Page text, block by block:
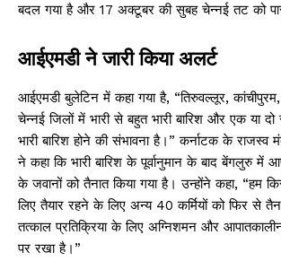
बदल गया है और 17 अक्टूबर की सुबह चेन्नई तट को
आईएमडी ने जारी किया अलर्ट
आईएमडी बुलेटिन में कहा गया है, “तिरुवल्लूर,
चेन्नई जिलों में भारी से बहुत भारी बारिश और एक या
भारी बारिश होने की संभावना है।” कर्नाटक के राजस्व
ने कहा कि भारी बारिश के पूर्वानुमान के बाद बेंगलुरु में
के जवानों को तैनात किया गया है। उन्होंने कहा, “हम
लिए तैयार रहने के लिए अन्य 40 कर्मियों को फिर से
तत्काल प्रतिक्रिया के लिए अग्निशमन और
पर रखा है।”